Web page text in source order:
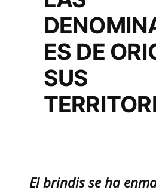
ES DE
SUS
El brindis se ha